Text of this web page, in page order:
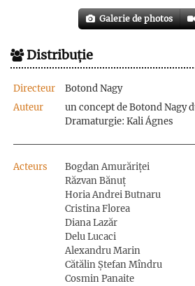
Galerie de photos
Distribuție
Directeur
Botond Nagy
Auteur
un concept de Botond Nagy
Dramaturgie: Kali Ágnes
Acteurs
Bogdan Amurăriței
Răzvan Bănuț
Horia Andrei Butnaru
Cristina Florea
Diana Lazăr
Delu Lucaci
Alexandru Marin
Cătălin Ștefan Mîndru
Cosmin Panaite